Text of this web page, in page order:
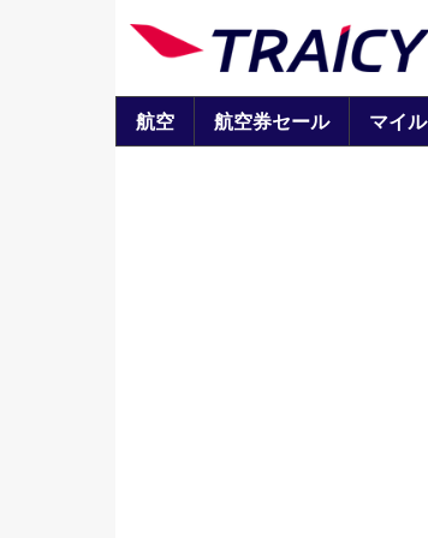
航空 航空券セール マイル